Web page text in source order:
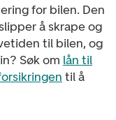
for bilen. Den
å skrape og
til bilen, og
Søk om lån til
til å